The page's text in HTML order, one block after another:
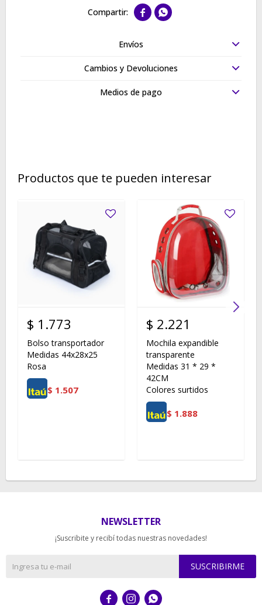
 
Envíos
Cambios y Devoluciones
Medios de pago
Productos que te pueden interesar
$ 1.773
Bolso transportador
Medidas 44x28x25
Rosa
$ 1.507
$ 2.221
Mochila expandible
transparente
Medidas 31 * 29 *
42CM
Colores surtidos
$ 1.888
NEWSLETTER
¡Suscribite y recibí todas nuestras novedades!
SUSCRIBIRME
  